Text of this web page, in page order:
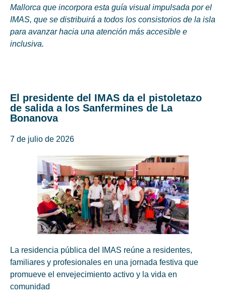
Mallorca que incorpora esta guía visual impulsada por el
IMAS, que se distribuirá a todos los consistorios de la isla
para avanzar hacia una atención más accesible e
inclusiva.
El presidente del IMAS da el pistoletazo
de salida a los Sanfermines de La
Bonanova
7 de julio de 2026
La residencia pública del IMAS reúne a residentes,
familiares y profesionales en una jornada festiva que
promueve el envejecimiento activo y la vida en
comunidad